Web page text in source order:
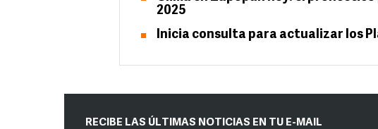
2025
Inicia consulta para actualizar los
RECIBE LAS ÚLTIMAS NOTICIAS EN TU E-MAIL